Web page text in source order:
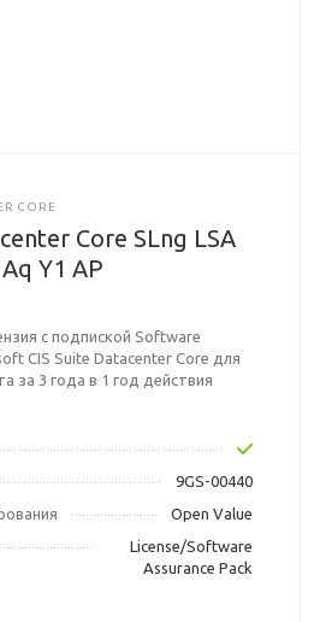
CORE
Core SLng LSA
Y1 AP
с подпиской Software
CIS Suite Datacenter Core для
за 3 года в 1 год действия
9GS-00440
Open Value
License/Software
Assurance Pack